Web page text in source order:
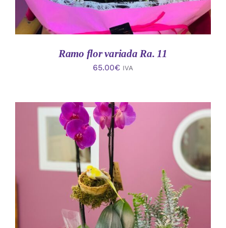
Ramo flor variada Ra. 11
65.00€ IVA
AÑADIR AL CARRITO
/